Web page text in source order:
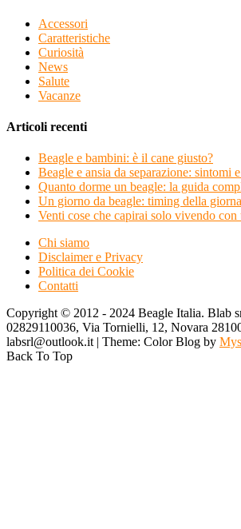
Accessori
Caratteristiche
Curiosità
News
Salute
Vacanze
Articoli recenti
Beagle e bambini: è il cane giusto?
Beagle e ansia da separazione: sintomi
Quanto dorme un beagle: la guida
Un giorno da beagle: timing della
Venti cose che capirai solo vivendo con
Chi siamo
Disclaimer e Privacy
Politica dei Cookie
Contatti
Copyright © 2012 - 2024 Beagle Italia. Blab
02829110036, Via Tornielli, 12, Novara
labsrl@outlook.it | Theme: Color Blog by
Back To Top